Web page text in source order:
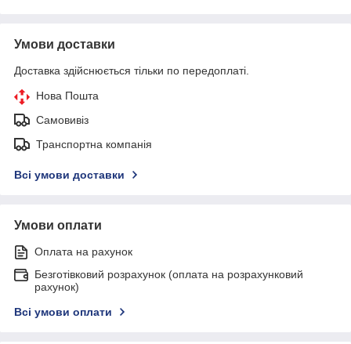
Умови доставки
Доставка здійснюється тільки по передоплаті.
Нова Пошта
Самовивіз
Транспортна компанія
Всі умови доставки
Умови оплати
Оплата на рахунок
Безготівковий розрахунок (оплата на розрахунковий
рахунок)
Всі умови оплати